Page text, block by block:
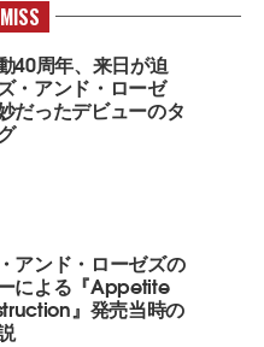
40周年、来日が迫
・アンド・ローゼ
だったデビューのタ
アンド・ローゼズの
による『Appetite
』発売当時の